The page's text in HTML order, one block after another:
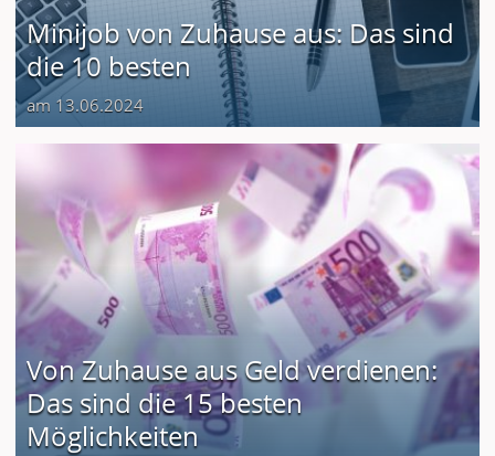
Minijob von Zuhause aus: Das sind
die 10 besten
am 13.06.2024
Von Zuhause aus Geld verdienen:
Das sind die 15 besten
Möglichkeiten